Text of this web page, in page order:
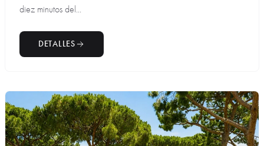
diez minutos del...
DETALLES